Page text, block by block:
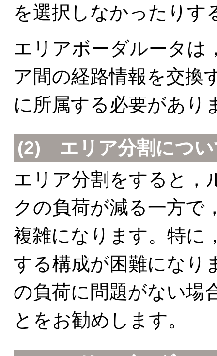
を選択しなかったりす
エリアボーダルータは
ア間の経路情報を交換
に所属する必要があり
(2) エリア分割につい
エリア分割をすると，
クの負荷が減る一方で
複雑になります。特に
する構成が困難になり
の負荷に問題がない場
とをお勧めします。